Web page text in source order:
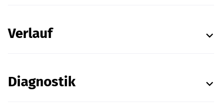
Verlauf
Diagnostik